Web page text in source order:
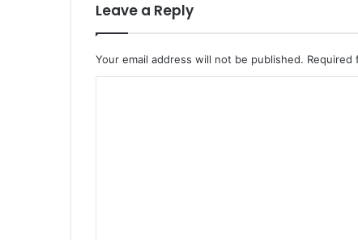
Leave a Reply
Your email address will not be published. Required